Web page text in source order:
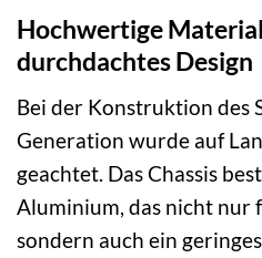
Hochwertige
durchdachtes Design
Bei der Konstruktion des
Generation wurde auf
geachtet. Das Chassis
Aluminium, das nicht nur
sondern auch ein